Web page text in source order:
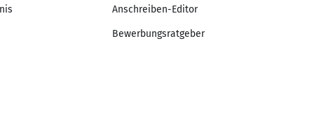
Anschreiben-Editor
Bewerbungsratgeber